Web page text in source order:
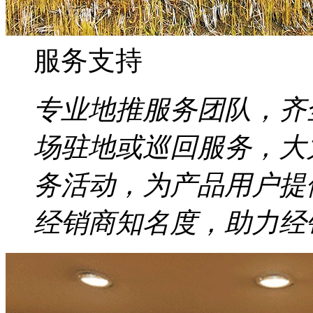
服务支持
专业地推服务团队，
场驻地或巡回服务，
务活动，为产品用户
经销商知名度，助力